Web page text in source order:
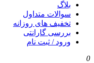
بلاگ
سوالات متداول
تخفیف های روزانه
بررسی گارانتی
ورود / ثبت نام
0